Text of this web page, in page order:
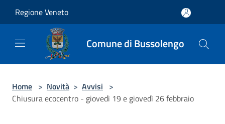
Regione Veneto
Comune di Bussolengo
Home > Novità > Avvisi >
Chiusura ecocentro - giovedì 19 e giovedì 26 febbraio